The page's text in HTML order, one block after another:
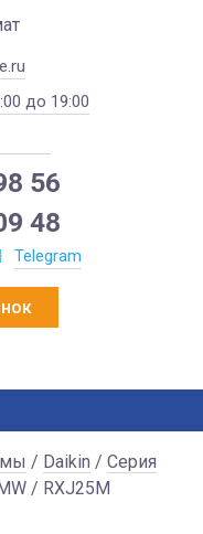
до 19:00
56
48
Telegram
/ Daikin / Серия
/ RXJ25M